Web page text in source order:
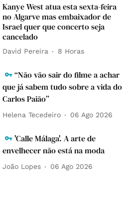
Kanye West atua esta sexta-feira
no Algarve mas embaixador de
Israel quer que concerto seja
cancelado
David Pereira 8 Horas
“Não vão sair do filme a achar
que já sabem tudo sobre a vida do
Carlos Paião”
Helena Tecedeiro 06 Ago 2026
'Calle Málaga'. A arte de
envelhecer não está na moda
João Lopes 06 Ago 2026